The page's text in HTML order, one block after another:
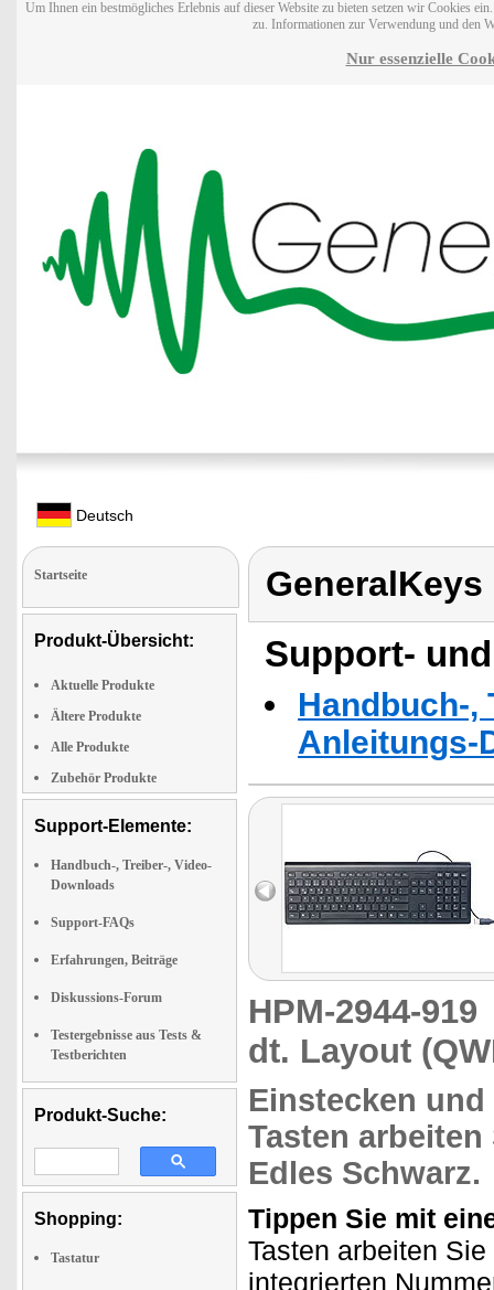
Um Ihnen ein bestmögliches Erlebnis auf dieser Website zu bieten setzen wir Cookies
zu. Informationen zur Verwendung und den
Nur essenzielle
Deutsch
Startseite
Produkt-Übersicht:
Aktuelle Produkte
Ältere Produkte
Alle Produkte
Zubehör Produkte
Support-Elemente:
Handbuch-, Treiber-, Video-
Downloads
Support-FAQs
Erfahrungen, Beiträge
Diskussions-Forum
Testergebnisse aus Tests &
Testberichten
Produkt-Suche:
Shopping:
Tastatur
GeneralKeys
Support-
Handbuch-,
Anleitungs-
HPM-2944-
dt. Layout
Einstecken
Tasten arbeiten
Edles Schwarz.
Tippen Sie mit
Tasten arbeiten
integrierten